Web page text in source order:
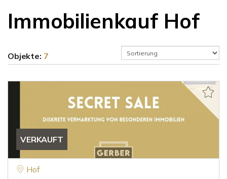
Immobilienkauf Hof
Objekte: 7
VERKAUFT
Hof